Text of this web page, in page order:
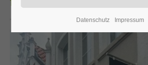
Datenschutz Impressum